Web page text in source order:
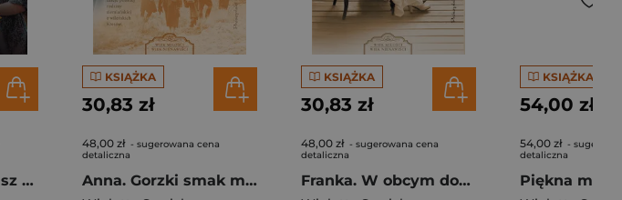
Nasze miejsce, nasz czas. Duże Litery
KSIĄŻKA
30,83 zł
48,00 zł - sugerowana cena
detaliczna
Anna. Gorzki smak miodu. Wiek miłości, wiek nienawiści
KSIĄŻKA
30,83 zł
48,00 zł - sugerowana cena
detaliczna
Franka. W obcym domu
KSIĄŻKA
54,00 zł
54,00 zł -
detaliczna